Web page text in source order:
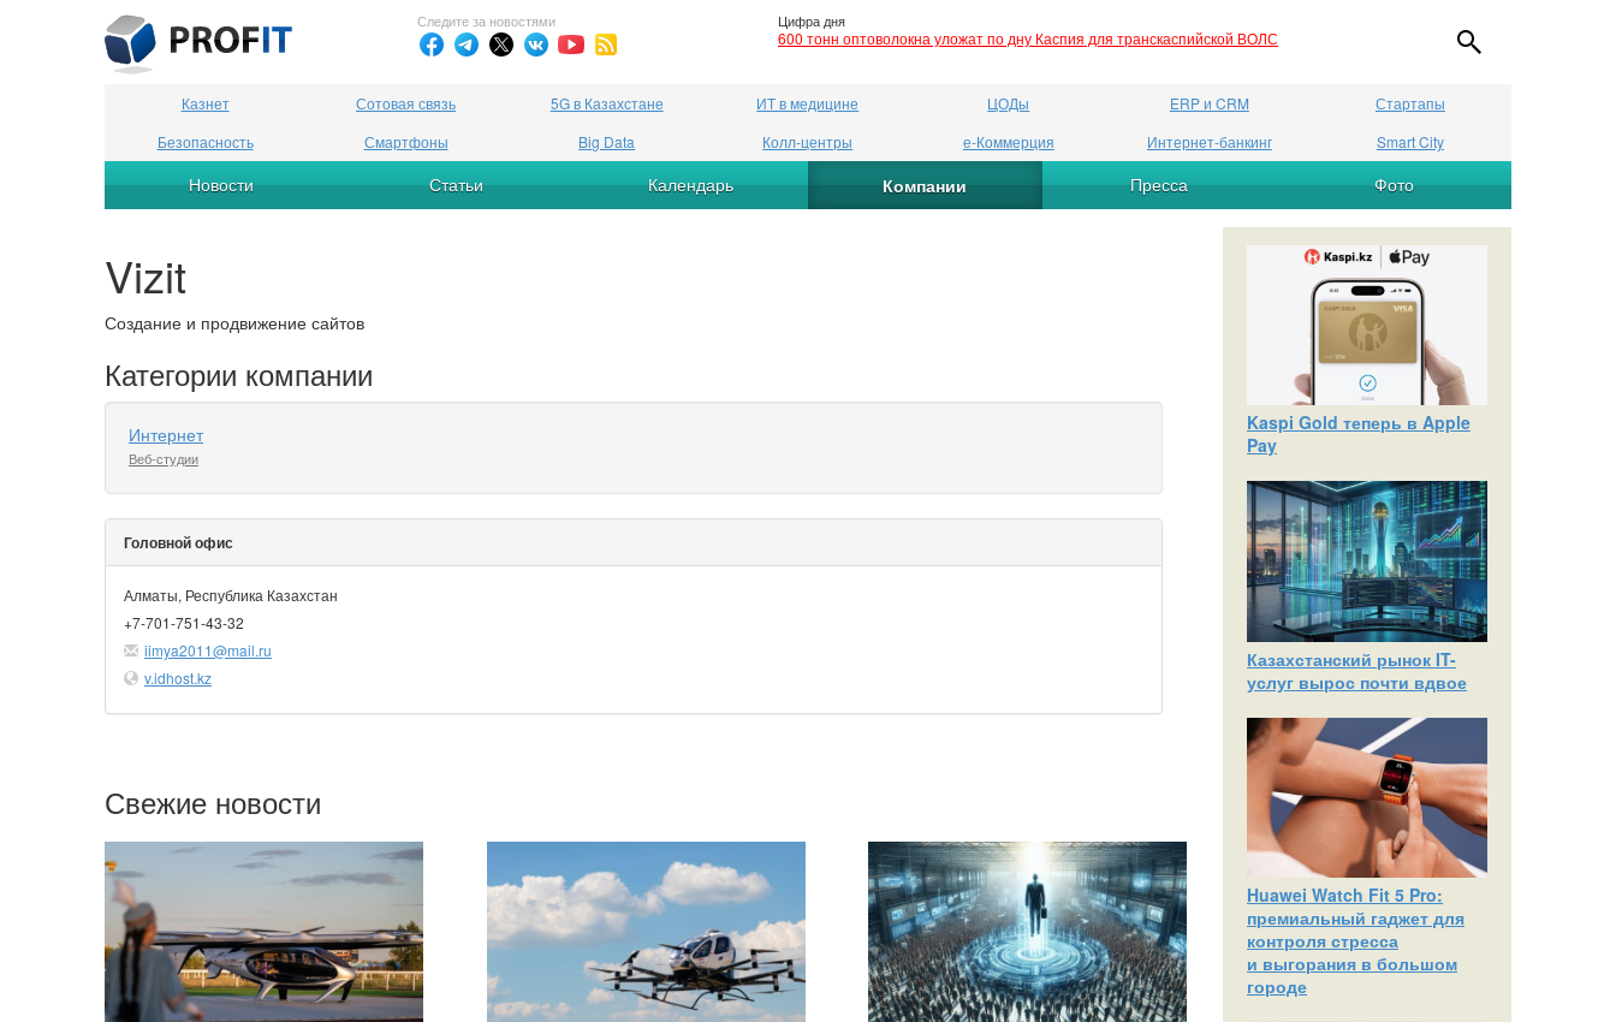
Следите за новостями Цифра дня
600 тонн оптоволокна уложат по дну Каспия для транскаспийской ВОЛС
Казнет Сотовая связь 5G в Казахстане ИТ в медицине ЦОДы ERP и CRM
Стартапы
Безопасность
Смартфоны Big Data Колл-центры е-Коммерция Интернет-банкинг Smart City
Новости Статьи Календарь Компании Пресса Фото
Vizit
Создание и продвижение сайтов
Категории компании
Интернет
Веб-студии
Головной офис
Алматы, Республика Казахстан
+7-701-751-43-32
iimya2011@mail.ru
v.idhost.kz
Свежие новости
Kaspi Gold теперь в Apple
Pay
Казахстанский рынок IT-
услуг вырос почти вдвое
Huawei Watch Fit 5 Pro:
премиальный гаджет для
контроля стресса
и выгорания в большом
городе